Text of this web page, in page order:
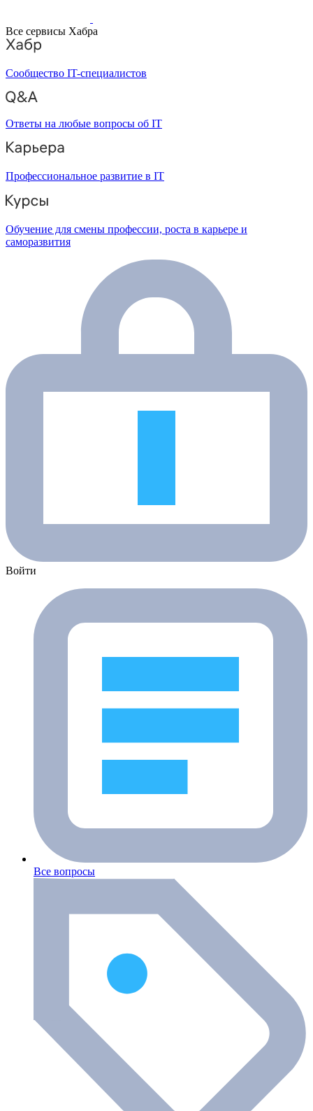
Все сервисы Хабра
Сообщество IT-специалистов
Ответы на любые вопросы об IT
Профессиональное развитие в IT
Обучение для смены профессии, роста в карьере и
саморазвития
Войти
Все вопросы